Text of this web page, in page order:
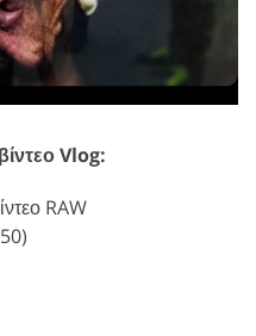
Vlog:
RAW